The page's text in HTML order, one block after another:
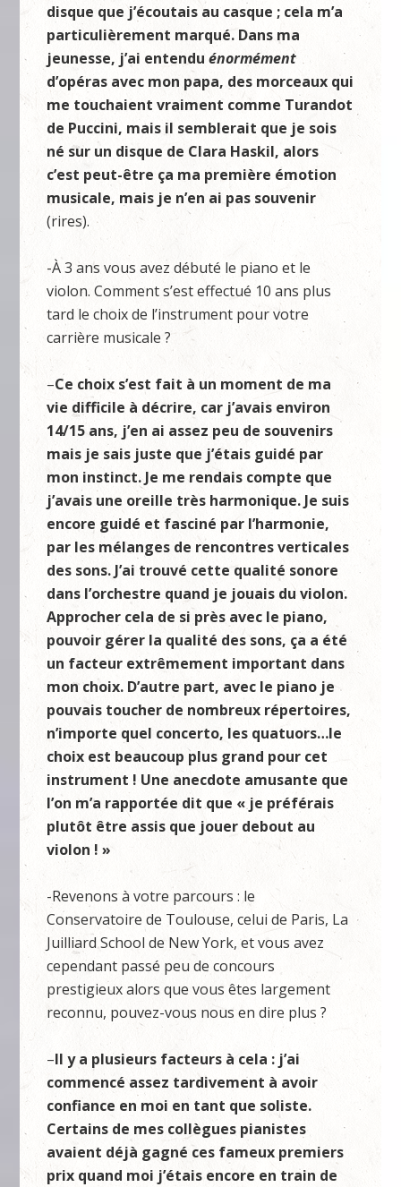
disque que j’écoutais au casque ; cela m’a
particulièrement marqué. Dans ma
jeunesse, j’ai entenduénormément
d’opéras avec mon papa, des morceaux qui
me touchaient vraiment comme Turandot
de Puccini, mais il semblerait que je sois
né sur un disque de Clara Haskil, alors
c’est peut-être ça ma première émotion
musicale, mais je n’en ai pas souvenir
(rires).
-À 3 ans vous avez débuté le piano et le
violon. Comment s’est effectué 10 ans plus
tard le choix de l’instrument pour votre
carrière musicale ?
–Ce choix s’est fait à un moment de ma
vie difficile à décrire, car j’avais environ
14/15 ans, j’en ai assez peu de souvenirs
mais je sais juste que j’étais guidé par
mon instinct. Je me rendais compte que
j’avais une oreille très harmonique. Je suis
encore guidé et fasciné par l’harmonie,
par les mélanges de rencontres verticales
des sons. J’ai trouvé cette qualité sonore
dans l’orchestre quand je jouais du violon.
Approcher cela de si près avec le piano,
pouvoir gérer la qualité des sons, ça a été
un facteur extrêmement important dans
mon choix. D’autre part, avec le piano je
pouvais toucher de nombreux répertoires,
n’importe quel concerto, les quatuors…le
choix est beaucoup plus grand pour cet
instrument ! Une anecdote amusante que
l’on m’a rapportée dit que « je préférais
plutôt être assis que jouer debout au
violon ! »
-Revenons à votre parcours : le
Conservatoire de Toulouse, celui de Paris, La
Juilliard School de New York, et vous avez
cependant passé peu de concours
prestigieux alors que vous êtes largement
reconnu, pouvez-vous nous en dire plus ?
–Il y a plusieurs facteurs à cela : j’ai
commencé assez tardivement à avoir
confiance en moi en tant que soliste.
Certains de mes collègues pianistes
avaient déjà gagné ces fameux premiers
prix quand moi j’étais encore en train de